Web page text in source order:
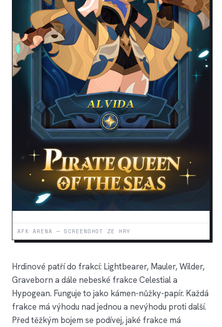
AFK ARENA — SCREENSHOT ZE HRY
Hrdinové patří do frakcí: Lightbearer, Mauler, Wilder,
Graveborn a dále nebeské frakce Celestial a
Hypogean. Funguje to jako kámen-nůžky-papír. Každá
frakce má výhodu nad jednou a nevýhodu proti další.
Před těžkým bojem se podívej, jaké frakce má